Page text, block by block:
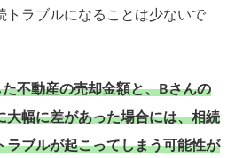
トラブルになることは少ないで
不動産の売却金額と、Bさんの
大幅に差があった場合には、相続
ラブルが起こってしまう可能性が